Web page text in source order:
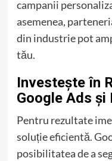
campanii
asemenea,
din industrie pot
tău.
Investește în
Google Ads și
Pentru rezultate
soluție eficientă.
posibilitatea de a